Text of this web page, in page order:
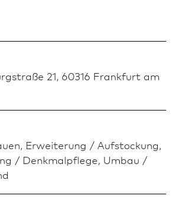
21, 60316 Frank­furt am
Erweiterung / Aufstockung,
/ Denkmal­pflege, Umbau /